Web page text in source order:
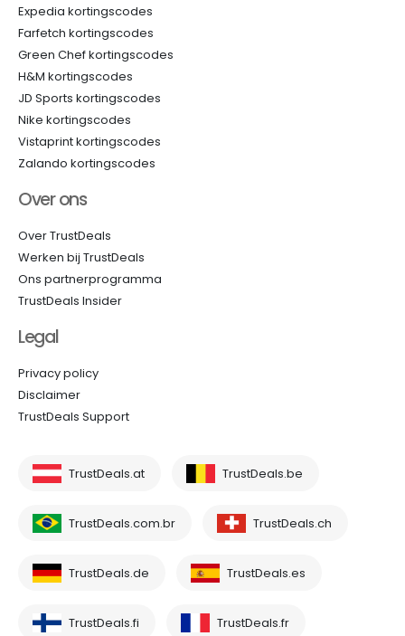
Expedia kortingscodes
Farfetch kortingscodes
Green Chef kortingscodes
H&M kortingscodes
JD Sports kortingscodes
Nike kortingscodes
Vistaprint kortingscodes
Zalando kortingscodes
Over ons
Over TrustDeals
Werken bij TrustDeals
Ons partnerprogramma
TrustDeals Insider
Legal
Privacy policy
Disclaimer
TrustDeals Support
TrustDeals.at TrustDeals.be
TrustDeals.com.br TrustDeals.ch
TrustDeals.de TrustDeals.es
TrustDeals.fi TrustDeals.fr